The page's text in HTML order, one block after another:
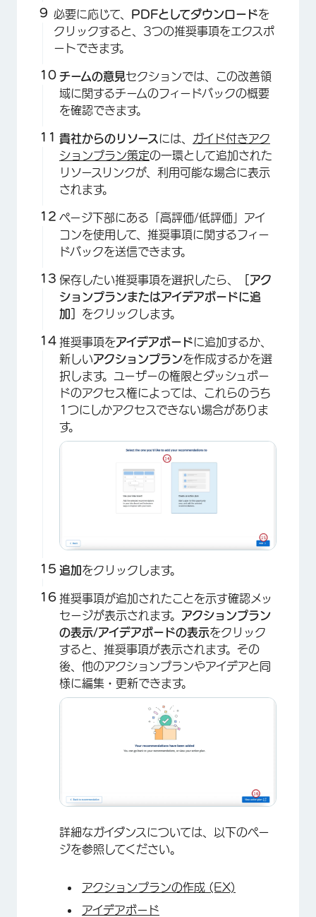
×
必要に応じて、 PDFとしてダウンロードを
クリックすると、3つの推奨事項をエクスポ
ートできます。
チームの意見セクションでは、この改善領
域に関するチームのフィードバックの概要
を確認できます。
貴社からのリソースには、 ガイド付きアク
ションプラン策定の一環として追加された
リソースリンクが、利用可能な場合に表示
されます。
ページ下部にある「高評価/低評価」アイ
コンを使用して、推奨事項に関するフィー
ドバックを送信できます。
保存したい推奨事項を選択したら、
［アク
ションプランまたはアイデアボードに追
加］ をクリックします。
推奨事項をアイデアボードに追加するか、
新しいアクションプランを作成するかを選
択します。ユーザーの権限とダッシュボー
ドのアクセス権によっては、これらのうち
1つにしかアクセスできない場合がありま
す。
追加をクリックします。
推奨事項が追加されたことを示す確認メッ
セージが表示されます。 アクションプラン
の表示/アイデアボードの表示をクリック
すると、推奨事項が表示されます。その
後、他のアクションプランやアイデアと同
様に編集・更新できます。
詳細なガイダンスについては、以下のペー
ジを参照してください。
アクションプランの作成 (EX)
アイデアボード